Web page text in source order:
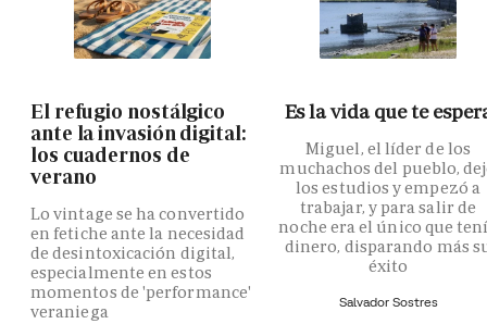
El refugio nostálgico
ante la invasión digital:
los cuadernos de
verano
Lo vintage se ha convertido
en fetiche ante la necesidad
de desintoxicación digital,
especialmente en estos
momentos de 'performance'
veraniega
Es la vida que te
Miguel, el líder de los
muchachos del pueblo,
los estudios y empezó a
trabajar, y para salir de
noche era el único que
dinero, disparando más
éxito
Salvador Sostres